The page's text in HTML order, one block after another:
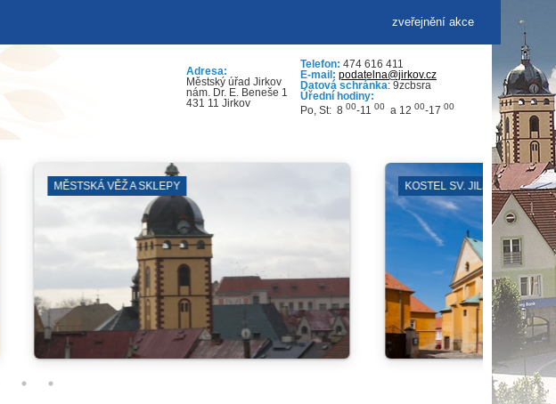
zveřejnění akce
Adresa:
Městský úřad Jirkov
nám. Dr. E. Beneše 1
431 11 Jirkov
Telefon: 474 616 411
E-mail: podatelna@jirkov.cz
Datová schránka: 9zcbsra
Úřední hodiny:
Po, St: 8 00-11 00 a 12 00-17 00